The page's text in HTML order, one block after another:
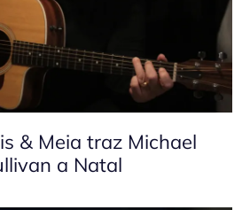
& Meia traz Michael
a Natal